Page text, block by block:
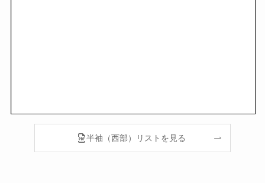
半袖（西部）リストを見る